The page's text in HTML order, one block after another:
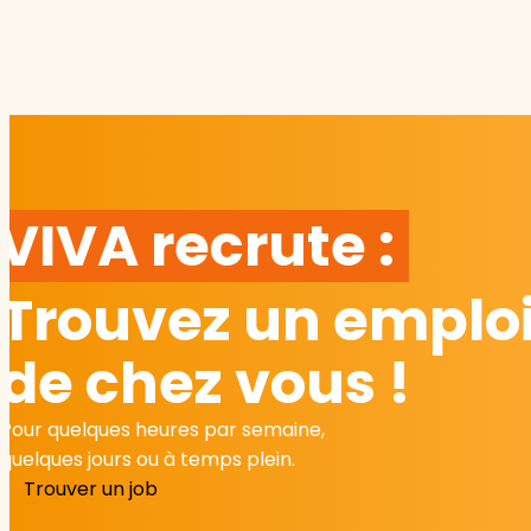
recrute :
Trouvez un
de chez vous !
Pour quelques heures par semaine,
quelques jours ou à temps plein.
Trouver un job